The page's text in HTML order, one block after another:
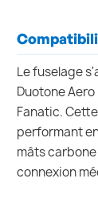
Le fuselage
Duotone
Fanatic.
performant
mâts
connexion